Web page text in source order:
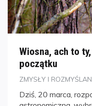
Wiosna, ach to
początku
Kategorie
ZMYSŁY I
Dziś, 20 marca,